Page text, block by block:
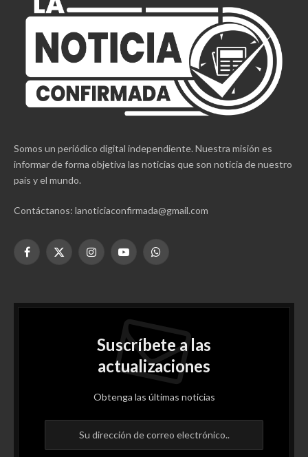
Somos un periódico digital independiente. Nuestra misión es
informar de forma objetiva las noticias que son noticia de nuestro
país y el mundo.
Contáctanos: lanoticiaconfirmada@gmail.com
Facebook
X
InstagramYouTubeWhatsApp
Suscríbete a las
actualizaciones
Obtenga las últimas noticias